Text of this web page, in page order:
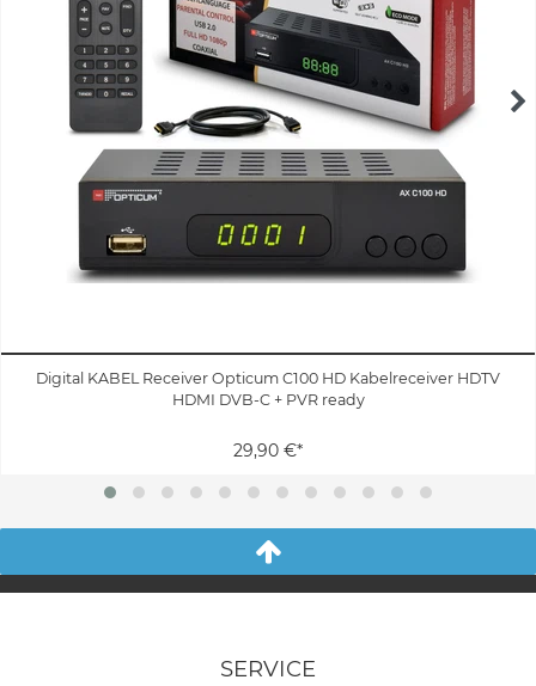
Digital KABEL Receiver Opticum C100 HD Kabelreceiver HDTV
HDMI DVB-C + PVR ready
29,90 €*
SERVICE